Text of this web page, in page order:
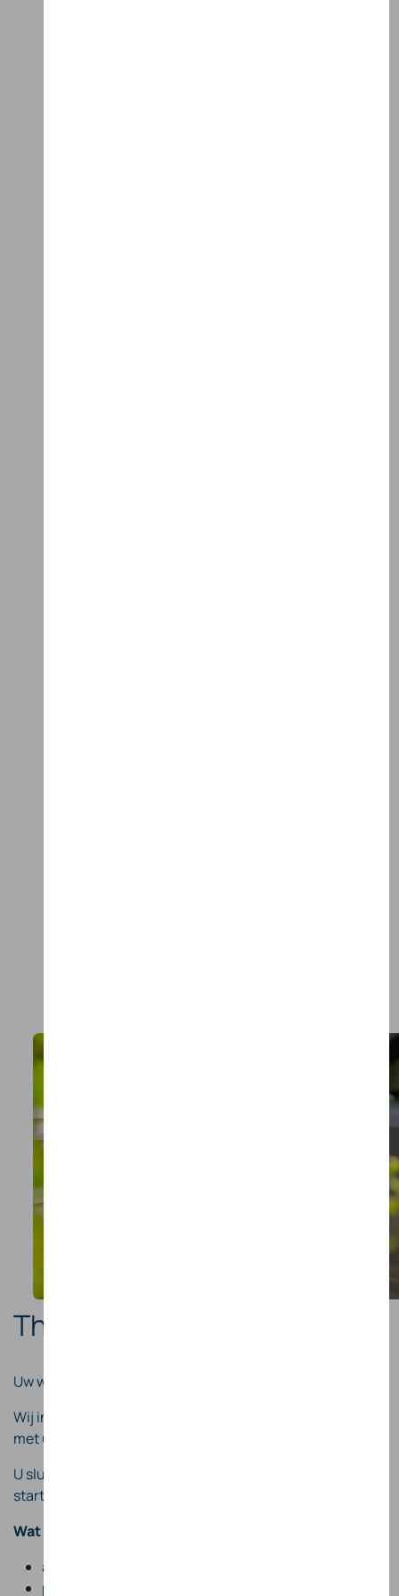
Thuis laden zonder zorgen
Uw woning wordt uw vaste laadpunt.
Wij installeren een laadstation dat correct samenwerkt
met uw elektrische installatie en uw wagen.
U sluit uw CUPRA aan wanneer u thuiskomt — het laden
start automatisch.
Wat wij voor u regelen:
analyse van uw elektrische installatie
professionele plaatsing